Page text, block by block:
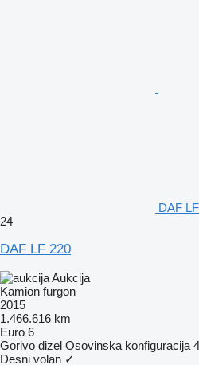
DAF
24
DAF LF 220
Aukcija
Kamion furgon
2015
1.466.616 km
Euro 6
Gorivo dizel Osovinska konfiguracija
Desni volan ✓